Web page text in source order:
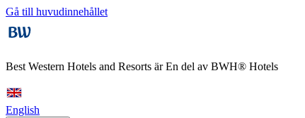
Gå till huvudinnehållet
Best Western Hotels and Resorts ärEn del av BWH® Hotels
English